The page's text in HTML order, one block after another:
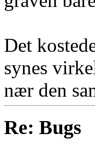
Det
synes
nær den
Re: Bugs